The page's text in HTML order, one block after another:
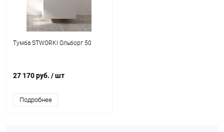
Тумба STWORKI Ольборг 50
27 170 руб. / шт
Подробнее